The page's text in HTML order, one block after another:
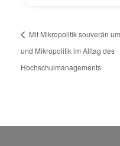
Mit Mikropolitik souverän
und Mikropolitik im Alltag des
Hochschulmanagements